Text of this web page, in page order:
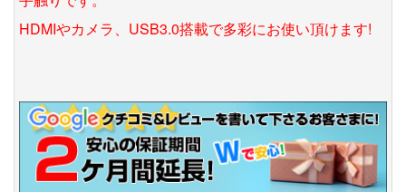
HDMIやカメラ、USB3.0搭載で多彩にお使い頂けます!